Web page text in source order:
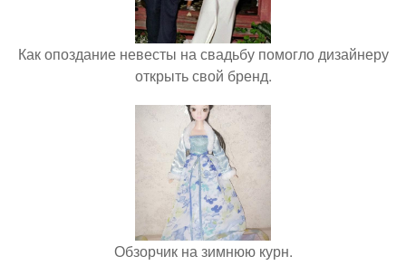
Как опоздание невесты на свадьбу помогло дизайнеру
открыть свой бренд.
Обзорчик на зимнюю курн.